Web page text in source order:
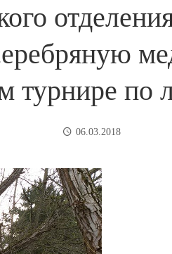
по
06.03.2018